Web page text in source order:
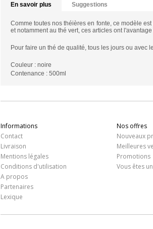
En savoir plus Suggestions
Comme toutes nos théières en fonte, ce modèle
et notamment au thé vert, ces articles ont
Pour faire un thé de qualité, tous les jours ou avec
Couleur : noire
Contenance : 500ml
Informations
Contact
Livraison
Mentions légales
Conditions d'utilisation
A propos
Partenaires
Lexique
Nos offres
Nouveaux
Meilleures
Promotions
Vous êtes